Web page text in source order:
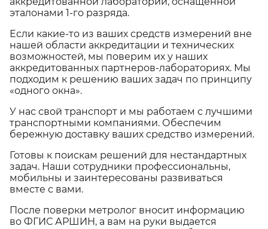
эталонами 1-го разряда.
Если какие-то из ваших средств измерений вне
нашей области аккредитации и технических
возможностей, мы поверим их у наших
аккредитованных партнеров-лабораториях. Мы
подходим к решению ваших задач по принципу
«одного окна».
У нас свой транспорт и мы работаем с лучшими
транспортными компаниями. Обеспечим
бережную доставку ваших средство измерений.
Готовы к поискам решений для нестандартных
задач. Наши сотрудники профессиональны,
мобильны и заинтересованы развиваться
вместе с вами.
После поверки метролог вносит информацию
во ФГИС АРШИН, а вам на руки выдается